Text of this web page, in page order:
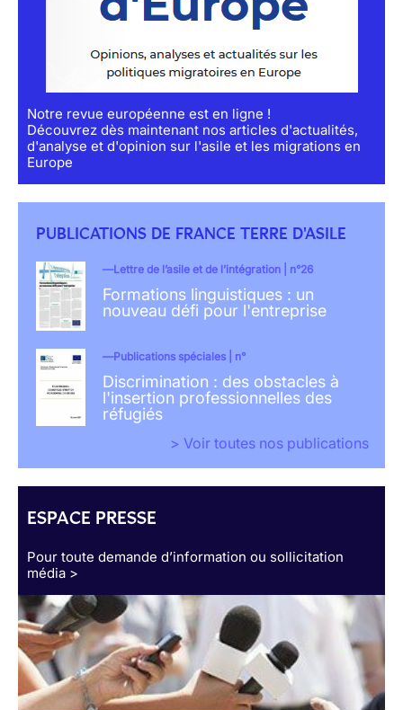
Notre revue européenne est en ligne !
Découvrez dès maintenant nos articles d'actualités,
d'analyse et d'opinion sur l'asile et les migrations en
Europe
PUBLICATIONS DE FRANCE TERRE D'ASILE
Lettre de l’asile et de l’intégration | n°26
Formations linguistiques : un
nouveau défi pour l'entreprise
Publications spéciales | n°
Discrimination : des obstacles à
l'insertion professionnelles des
réfugiés
> Voir toutes nos publications
ESPACE PRESSE
Pour toute demande d’information ou sollicitation
média >